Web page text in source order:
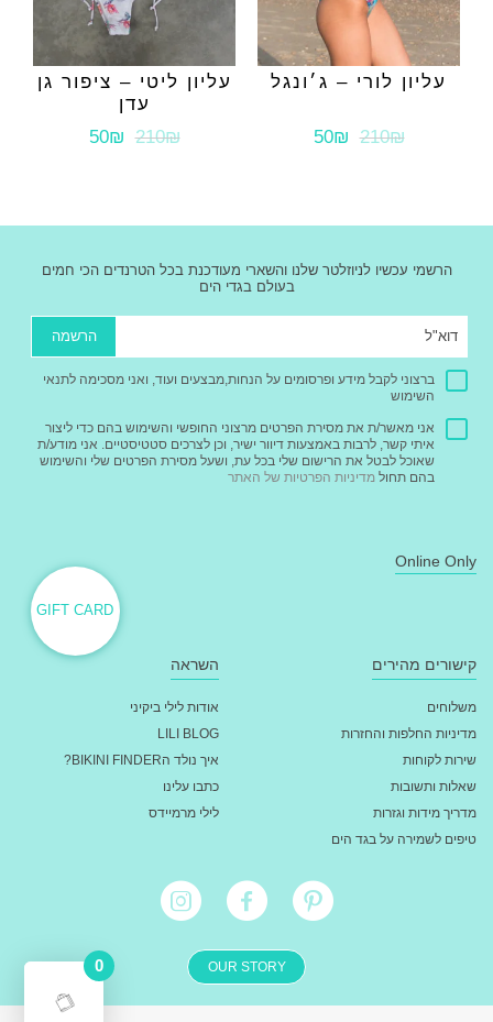
עליון לורי – ג׳ונגל
210₪
50₪
עליון ליטי – ציפור גן
עדן
210₪
50₪
הרשמי עכשיו לניוזלטר שלנו והשארי מעודכנת בכל הטרנדים הכי חמים
בעולם בגדי הים
הרשמה
ברצוני לקבל מידע ופרסומים על הנחות,מבצעים ועוד, ואני מסכימה לתנאי
השימוש
אני מאשר/ת את מסירת הפרטים מרצוני החופשי והשימוש בהם כדי ליצור
איתי קשר, לרבות באמצעות דיוור ישיר, וכן לצרכים סטטיסטיים. אני מודע/ת
שאוכל לבטל את הרישום שלי בכל עת, ושעל מסירת הפרטים שלי והשימוש
בהם תחול מדיניות הפרטיות של האתר
Online Only
GIFT CARD
קישורים מהירים
משלוחים
מדיניות החלפות והחזרות
שירות לקוחות
שאלות ותשובות
מדריך מידות וגזרות
טיפים לשמירה על בגד הים
השראה
אודות לילי ביקיני
LILI BLOG
איך נולד הBIKINI FINDER?
כתבו עלינו
לילי מרמיידס
OUR STORY
0
מעבר לתשלום - ₪0